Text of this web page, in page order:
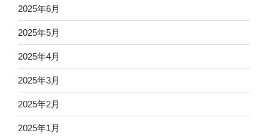
2025年6月
2025年5月
2025年4月
2025年3月
2025年2月
2025年1月